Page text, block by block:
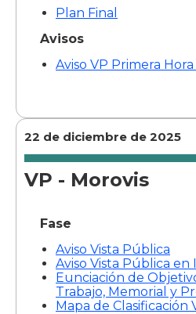
Plan Final
Avisos
Aviso VP Primera
22 de diciembre de 2025
VP - Morovis
Fase
Aviso Vista Pública
Aviso Vista Pública en
Eunciación de
Trabajo, Memorial y
Mapa de Clasificación